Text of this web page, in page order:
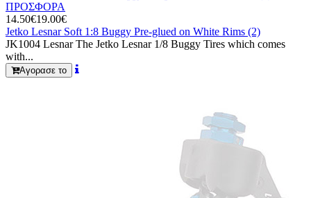
ΠΡΟΣΦΟΡΑ
14.50€19.00€
Jetko Lesnar Soft 1:8 Buggy Pre-glued on White Rims (2)
JK1004 Lesnar The Jetko Lesnar 1/8 Buggy Tires which comes
with...
Αγορασε το